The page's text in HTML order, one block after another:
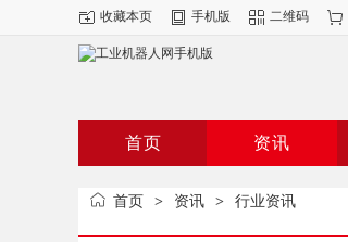
收藏本页 手机版 二维码
首页 资讯
首页 > 资讯 > 行业资讯